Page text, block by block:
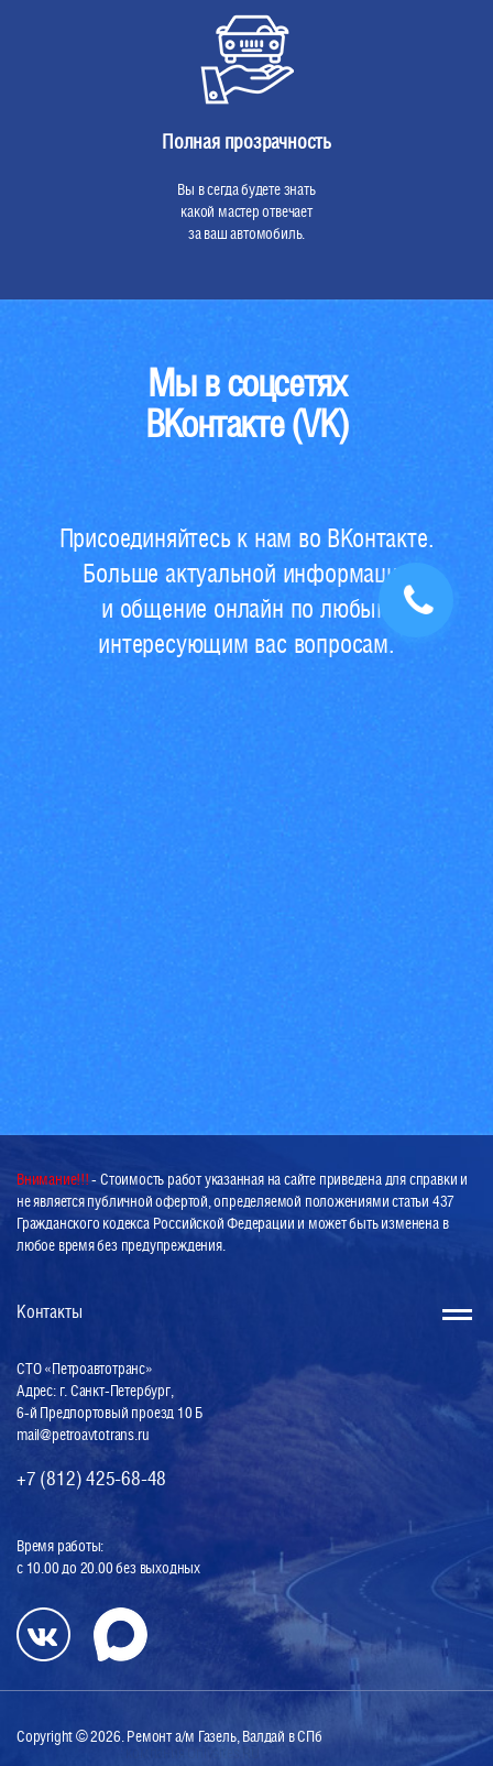
Полная прозрачность
Вы в сегда будете знать
какой мастер отвечает
за ваш автомобиль.
Мы в соцсетях
ВКонтакте (VK)
Присоединяйтесь к нам во ВКонтакте.
Больше актуальной информации
и общение онлайн по любым
интересующим вас вопросам.
Внимание!!!- Стоимость работ указанная на сайте приведена для справки и
не является публичной офертой, определяемой положениями статьи 437
Гражданского кодекса Российской Федерации и может быть изменена в
любое время без предупреждения.
Контакты
СТО «Петроавтотранс»
Адрес: г. Санкт-Петербург,
6-й Предпортовый проезд 10 Б
mail@petroavtotrans.ru
+7 (812) 425-68-48
Время работы:
с 10.00 до 20.00 без выходных
Copyright © 2026. Ремонт а/м Газель, Валдай в СПб